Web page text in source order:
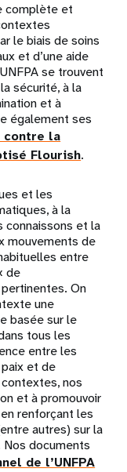
complète et
le biais de soins
et d’une aide
se trouvent
sécurité, à la
et à
également ses
contre la
Flourish.
et les
à la
connaissons et la
mouvements de
entre
de
On
une
basée sur le
tous les
entre les
et de
nos
et à promouvoir
renforçant les
autres) sur la
documents
de l’UNFPA